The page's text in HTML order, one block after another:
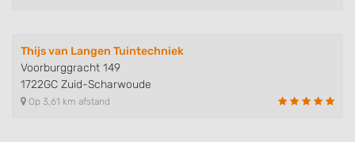
Thijs van Langen Tuintechniek
Voorburggracht 149
1722GC Zuid-Scharwoude
Op 3,61 km afstand